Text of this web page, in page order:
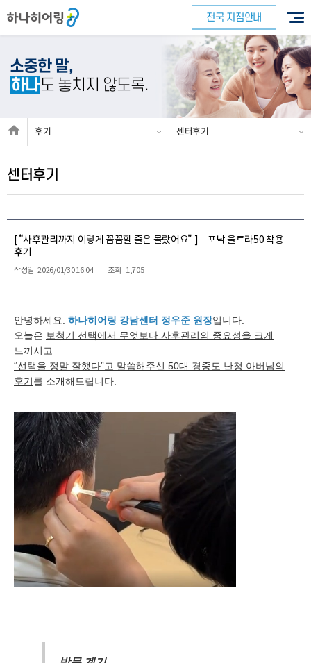
전국 지점안내
소중한 말,
하나도 놓치지 않도록.
후기 센터후기
센터후기
[ “사후관리까지 이렇게 꼼꼼할 줄은 몰랐어요” ] – 포낙 울트라50 착용
후기
작성일 2026/01/30 16:04 조회 1,705
안녕하세요. 하나히어링 강남센터 정우준 원장입니다.
오늘은 보청기 선택에서 무엇보다 사후관리의 중요성을 크게
느끼시고
“선택을 정말 잘했다”고 말씀해주신 50대 경중도 난청 아버님의
후기를 소개해드립니다.